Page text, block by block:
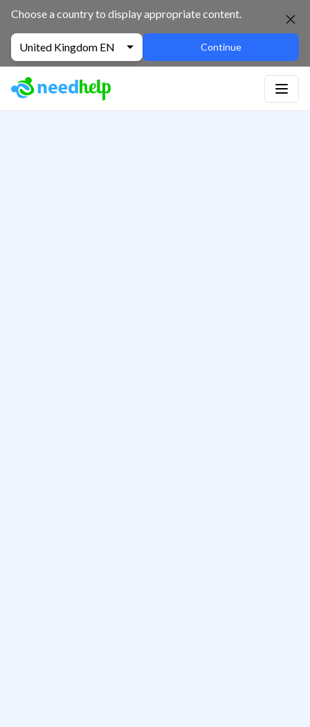
Choose a country to display appropriate content.
United Kingdom EN Continue